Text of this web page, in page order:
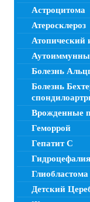
Астроцитома
Атеросклероз
Атопический
Болезнь
Болезнь
Врожденные
Геморрой
Гепатит C
Гидроцефалия
Детский